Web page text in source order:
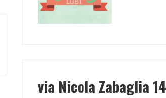
via Nicola Zabaglia 14